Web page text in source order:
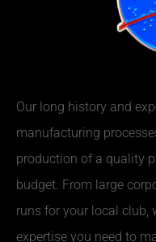
Our long history and
manufacturing
production of a quality
budget. From large
runs for your local club,
expertise you need to